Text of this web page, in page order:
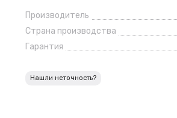
Производитель
Страна производства
Гарантия
Нашли неточность?